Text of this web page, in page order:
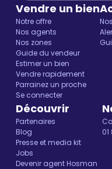
Vendre un bien
Notre offre
Nos agents
Nos zones
Guide du vendeur
Estimer un bien
Vendre rapidement
Parrainez un proche
Se connecter
Découvrir
Partenaires
Blog
Presse et media kit
Jobs
Devenir agent Hosman
01